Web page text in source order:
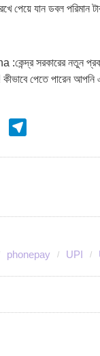
পেয়ে যান ডবল পরিমান
সরকারের নতুন
কীভাবে পেতে পারেন
phonepay UPI